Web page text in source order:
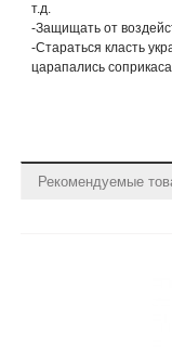
т.д.
-Защищать от
-Стараться класть
царапались
Рекомендуемые